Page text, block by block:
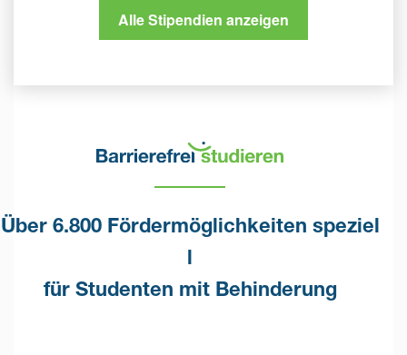
Alle Stipendien anzeigen
Über 6.800 Fördermöglichkeiten speziel
l
für Studenten mit Behinderung